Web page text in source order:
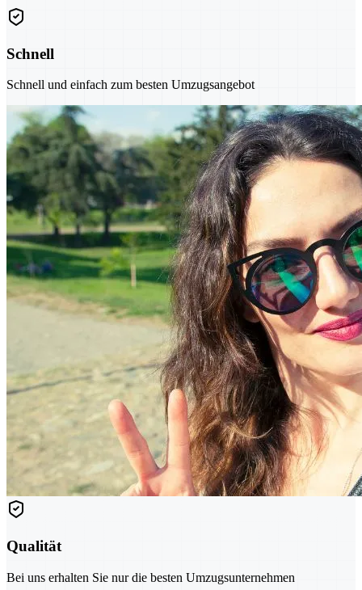
Schnell
Schnell und einfach zum besten Umzugsangebot
Qualität
Bei uns erhalten Sie nur die besten Umzugsunternehmen